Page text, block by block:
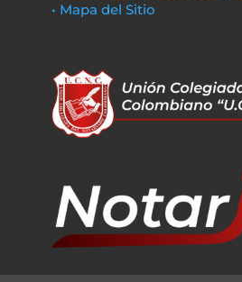
• Mapa del Sitio